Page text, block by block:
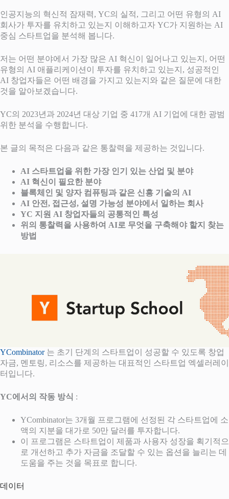
인공지능의 혁신적 잠재력, YC의 실적, 그리고 어떤 유형의 AI
회사가 투자를 유치하고 있는지 이해하고자 YC가 지원하는 AI
중심 스타트업을 분석해 봅니다.
저는 어떤 분야에서 가장 많은 AI 혁신이 일어나고 있는지, 어떤
유형의 AI 애플리케이션이 투자를 유치하고 있는지, 성공적인
AI 창업자들은 어떤 배경을 가지고 있는지와 같은 질문에 대한
것을 알아보겠습니다.
YC의 2023년과 2024년 대상 기업 중 417개 AI 기업에 대한 광범
위한 분석을 수행합니다.
본 글의 목적은 다음과 같은 통찰력을 제공하는 것입니다.
AI 스타트업을 위한 가장 인기 있는 산업 및 분야
AI 혁신이 필요한 분야
블록체인 및 양자 컴퓨팅과 같은 신흥 기술의 AI
AI 안전, 접근성, 설명 가능성 분야에서 일하는 회사
YC 지원 AI 창업자들의 공통적인 특성
위의 통찰력을 사용하여 AI로 무엇을 구축해야 할지 찾는
방법
YCombinator 는 초기 단계의 스타트업이 성공할 수 있도록 창업
자금, 멘토링, 리소스를 제공하는 대표적인 스타트업 엑셀러레이
터입니다.
YC에서의 작동 방식 :
YCombinator는 3개월 프로그램에 선정된 각 스타트업에 소
액의 지분을 대가로 50만 달러를 투자합니다.
이 프로그램은 스타트업이 제품과 사용자 성장을 획기적으
로 개선하고 추가 자금을 조달할 수 있는 옵션을 늘리는 데
도움을 주는 것을 목표로 합니다.
데이터